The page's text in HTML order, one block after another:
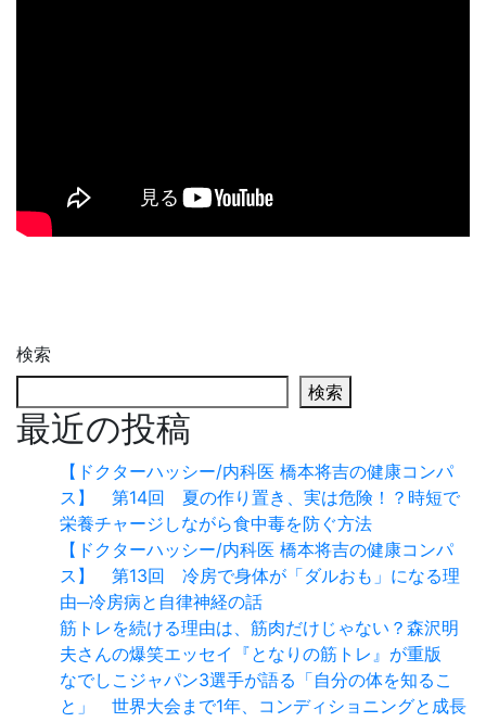
検索
検索
最近の投稿
【ドクターハッシー/内科医 橋本将吉の健康コンパ
ス】 第14回 夏の作り置き、実は危険！？時短で
栄養チャージしながら食中毒を防ぐ方法
【ドクターハッシー/内科医 橋本将吉の健康コンパ
ス】 第13回 冷房で身体が「ダルおも」になる理
由─冷房病と自律神経の話
筋トレを続ける理由は、筋肉だけじゃない？森沢明
夫さんの爆笑エッセイ『となりの筋トレ』が重版
なでしこジャパン3選手が語る「自分の体を知るこ
と」 世界大会まで1年、コンディショニングと成長